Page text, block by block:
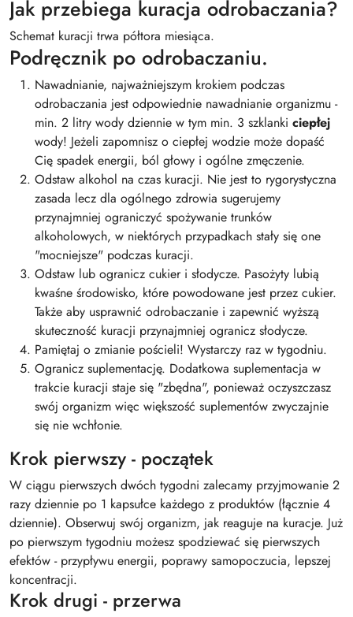
Jak przebiega kuracja odrobaczania?
Schemat kuracji trwa półtora miesiąca.
Podręcznik po odrobaczaniu.
Nawadnianie, najważniejszym krokiem podczas
odrobaczania jest odpowiednie nawadnianie organizmu -
min. 2 litry wody dziennie w tym min. 3 szklanki ciepłej
wody! Jeżeli zapomnisz o ciepłej wodzie może dopaść
Cię spadek energii, ból głowy i ogólne zmęczenie.
Odstaw alkohol na czas kuracji. Nie jest to rygorystyczna
zasada lecz dla ogólnego zdrowia sugerujemy
przynajmniej ograniczyć spożywanie trunków
alkoholowych, w niektórych przypadkach stały się one
"mocniejsze" podczas kuracji.
Odstaw lub ogranicz cukier i słodycze. Pasożyty lubią
kwaśne środowisko, które powodowane jest przez cukier.
Także aby usprawnić odrobaczanie i zapewnić wyższą
skuteczność kuracji przynajmniej ogranicz słodycze.
Pamiętaj o zmianie pościeli! Wystarczy raz w tygodniu.
Ogranicz suplementację. Dodatkowa suplementacja w
trakcie kuracji staje się "zbędna", ponieważ oczyszczasz
swój organizm więc większość suplementów zwyczajnie
się nie wchłonie.
Krok pierwszy - początek
W ciągu pierwszych dwóch tygodni zalecamy przyjmowanie 2
razy dziennie po 1 kapsułce każdego z produktów (łącznie 4
dziennie). Obserwuj swój organizm, jak reaguje na kuracje. Już
po pierwszym tygodniu możesz spodziewać się pierwszych
efektów - przypływu energii, poprawy samopoczucia, lepszej
koncentracji.
Krok drugi - przerwa